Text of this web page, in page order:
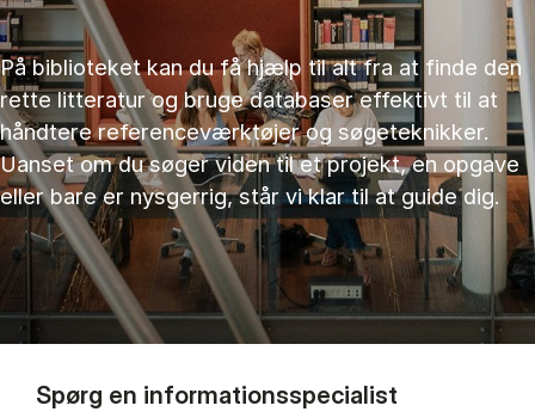
På biblioteket kan du få hjælp til alt fra at finde den
rette litteratur og bruge databaser effektivt til at
håndtere referenceværktøjer og søgeteknikker.
Uanset om du søger viden til et projekt, en opgave
eller bare er nysgerrig, står vi klar til at guide dig.
Spørg en informationsspecialist